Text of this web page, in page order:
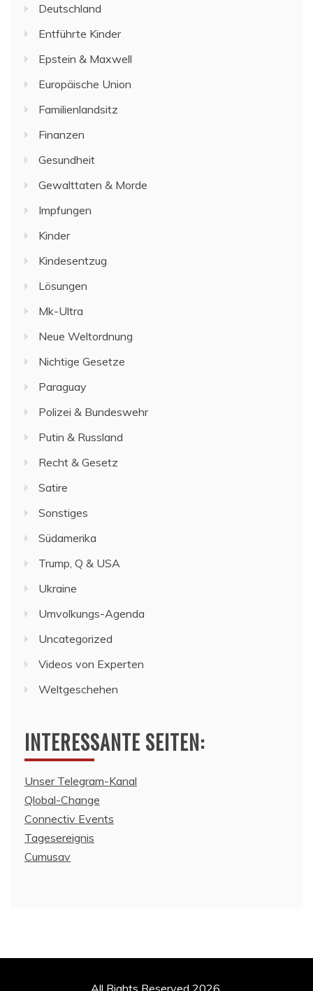
Deutschland
Entführte Kinder
Epstein & Maxwell
Europäische Union
Familienlandsitz
Finanzen
Gesundheit
Gewalttaten & Morde
Impfungen
Kinder
Kindesentzug
Lösungen
Mk-Ultra
Neue Weltordnung
Nichtige Gesetze
Paraguay
Polizei & Bundeswehr
Putin & Russland
Recht & Gesetz
Satire
Sonstiges
Südamerika
Trump, Q & USA
Ukraine
Umvolkungs-Agenda
Uncategorized
Videos von Experten
Weltgeschehen
INTERESSANTE SEITEN:
Unser Telegram-Kanal
Qlobal-Change
Connectiv Events
Tagesereignis
Cumusav
All Rights Reserved 2026.